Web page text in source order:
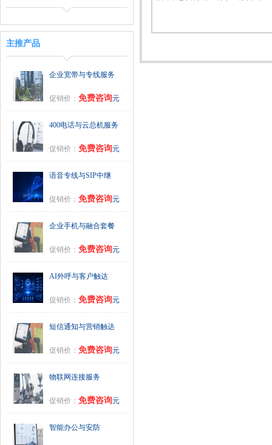
主推产品
企业宽带与专线服务
促销价： 免费咨询元
400电话与云总机服务
促销价： 免费咨询元
语音专线与SIP中继
促销价： 免费咨询元
企业手机与融合套餐
促销价： 免费咨询元
AI外呼与客户触达
促销价： 免费咨询元
短信通知与营销触达
促销价： 免费咨询元
物联网连接服务
促销价： 免费咨询元
智能办公与安防